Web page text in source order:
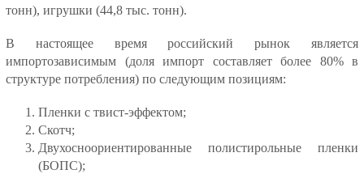
тонн), игрушки (44,8 тыс. тонн).
В настоящее время российский рынок является
импортозависимым (доля импорт составляет более 80% в
структуре потребления) по следующим позициям:
Пленки с твист-эффектом;
Скотч;
Двухосноориентированные полистирольные пленки
(БОПС);